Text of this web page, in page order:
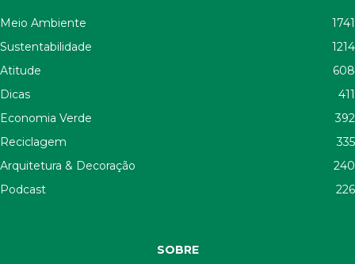
Meio Ambiente
1741
Sustentabilidade
1214
Atitude
608
Dicas
411
Economia Verde
392
Reciclagem
335
Arquitetura & Decoração
240
Podcast
226
SOBRE